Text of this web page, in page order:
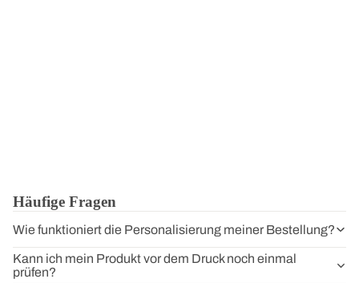
Häufige Fragen
Wie funktioniert die Personalisierung meiner Bestellung?
Kann ich mein Produkt vor dem Druck noch einmal
prüfen?